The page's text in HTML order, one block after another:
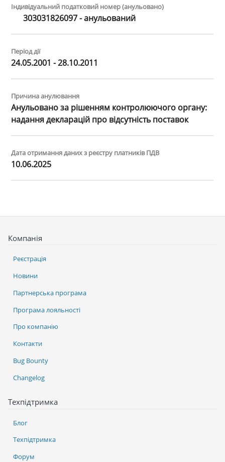
Індивідуальний податковий номер (анульовано)
303031826097 - анульований
Період дії
24.05.2001 - 28.10.2011
Причина анулювання
Анульовано за рiшенням контролюючого органу:
надання декларацiй про вiдсутнiсть поставок
Дата отримання даних з реєстру платників ПДВ
10.06.2025
Компанія
Реєстрація
Новини
Партнерська програма
Програма лояльності
Про компанію
Контакти
Bug Bounty
Changelog
Техпідтримка
Блог
Техпідтримка
Форум